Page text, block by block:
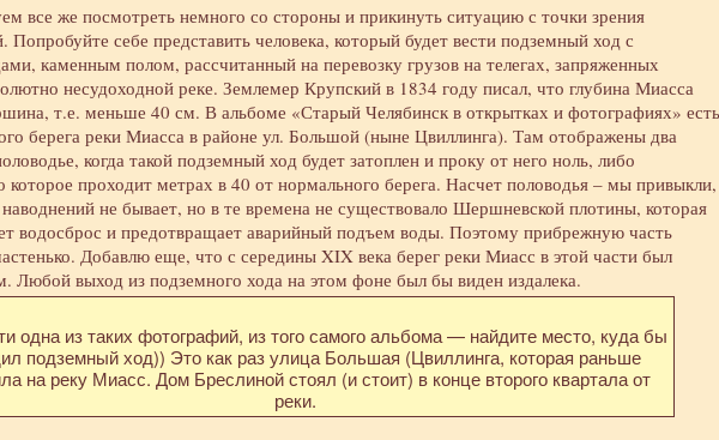
все же посмотреть немного со стороны и прикинуть ситуацию с точки зрения
Попробуйте себе представить человека, который будет вести подземный ход с
каменным полом, рассчитанный на перевозку грузов на телегах, запряженных
несудоходной реке. Землемер Крупский в 1834 году писал, что глубина Миасса
т.е. меньше 40 см. В альбоме «Старый Челябинск в открытках и фотографиях» есть
берега реки Миасса в районе ул. Большой (ныне Цвиллинга). Там отображены два
когда такой подземный ход будет затоплен и проку от него ноль, либо
которое проходит метрах в 40 от нормального берега. Насчет половодья – мы привыкли,
не бывает, но в те времена не существовало Шершневской плотины, которая
водосброс и предотвращает аварийный подъем воды. Поэтому прибрежную часть
Добавлю еще, что с середины XIX века берег реки Миасс в этой части был
Любой выход из подземного хода на этом фоне был бы виден издалека.
одна из таких фотографий, из того самого альбома — найдите место, куда бы
подземный ход)) Это как раз улица Большая (Цвиллинга, которая раньше
на реку Миасс. Дом Бреслиной стоял (и стоит) в конце второго квартала от
реки.